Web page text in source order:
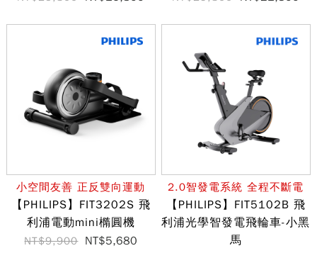
小空間友善 正反雙向運動
【PHILIPS】FIT3202S 飛
利浦電動mini橢圓機
NT$9,900 NT$5,680
2.0智發電系統 全程不斷電
【PHILIPS】FIT5102B 飛
利浦光學智發電飛輪車-小黑
馬